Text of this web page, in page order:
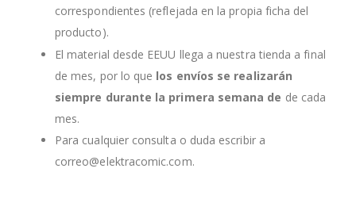
correspondientes (reflejada en la propia ficha del
producto).
El material desde EEUU llega a nuestra tienda a final
de mes, por lo que los envíos se realizarán
siempre durante la primera semana de de cada
mes.
Para cualquier consulta o duda escribir a
correo@elektracomic.com.